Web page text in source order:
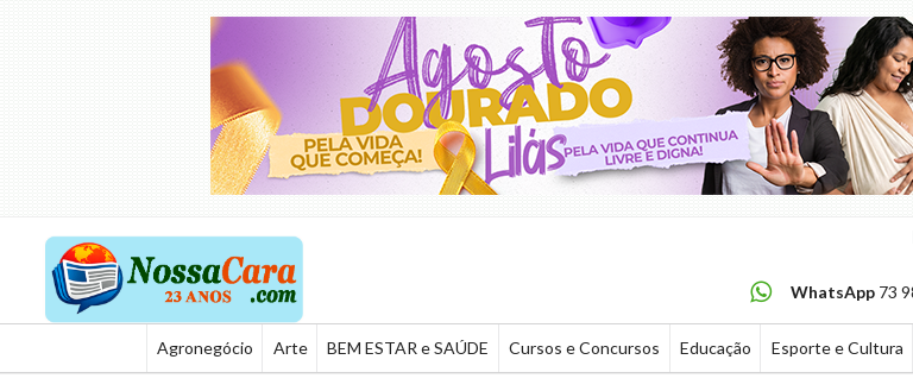
WhatsApp 73
Agronegócio Arte BEM ESTAR e SAÚDE Cursos e Concursos Educação Esporte e Cultura